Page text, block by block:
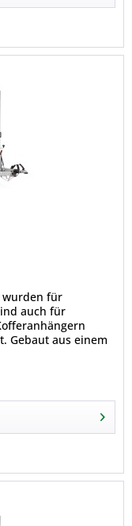
wurden für
auch für
Gebaut aus einem